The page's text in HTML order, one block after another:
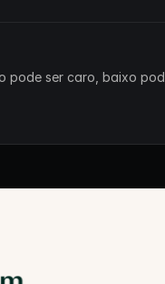
ser caro, baixo